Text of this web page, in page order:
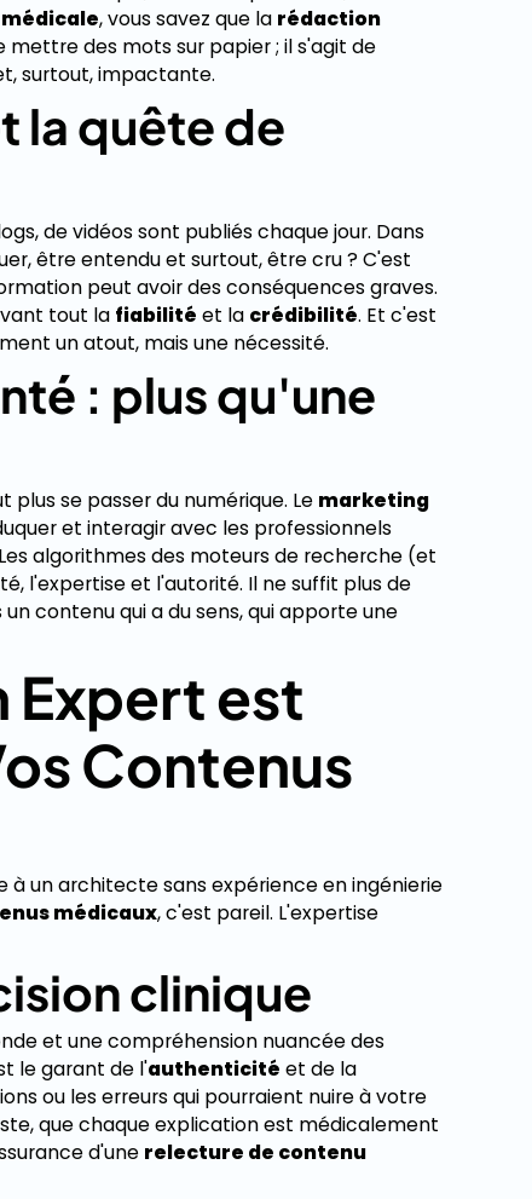
, vous savez que la rédaction
mettre des mots sur papier ; il s'agit de
surtout, impactante.
la quête de
de vidéos sont publiés chaque jour. Dans
être entendu et surtout, être cru ? C'est
peut avoir des conséquences graves.
tout la fiabilité et la crédibilité. Et c'est
un atout, mais une nécessité.
: plus qu'une
se passer du numérique. Le marketing
et interagir avec les professionnels
algorithmes des moteurs de recherche (et
l'expertise et l'autorité. Il ne suffit plus de
contenu qui a du sens, qui apporte une
Expert est
Contenus
à un architecte sans expérience en ingénierie
médicaux, c'est pareil. L'expertise
clinique
et une compréhension nuancée des
le garant de l'authenticité et de la
ou les erreurs qui pourraient nuire à votre
que chaque explication est médicalement
d'une relecture de contenu